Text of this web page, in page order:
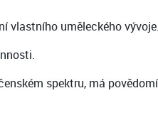
vlastního uměleckého vývoje.
spektru, má